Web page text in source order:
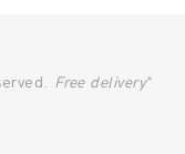
Free delivery*